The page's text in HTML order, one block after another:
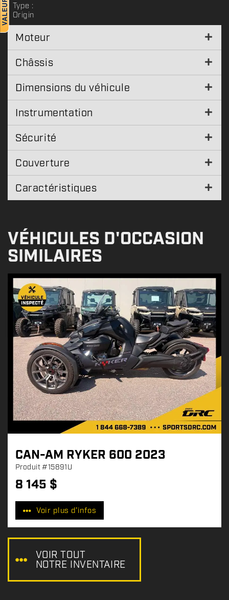
Type :
Origin
Moteur
Châssis
Dimensions du véhicule
Instrumentation
Sécurité
Couverture
Caractéristiques
VÉHICULES D'OCCASION
SIMILAIRES
CAN-AM RYKER 600 2023
Produit#15891U
P
r
x
8 145 $
Voir plus d'infos
VOIR TOUT
NOTRE INVENTAIRE